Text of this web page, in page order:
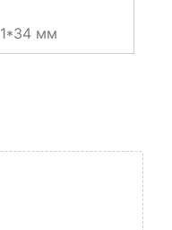
мм